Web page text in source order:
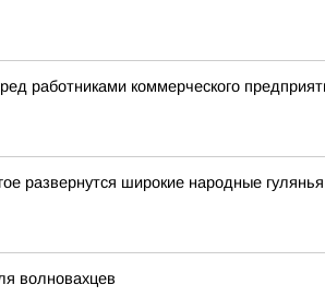
работниками коммерческого
развернутся широкие народные гулянья
волновахцев